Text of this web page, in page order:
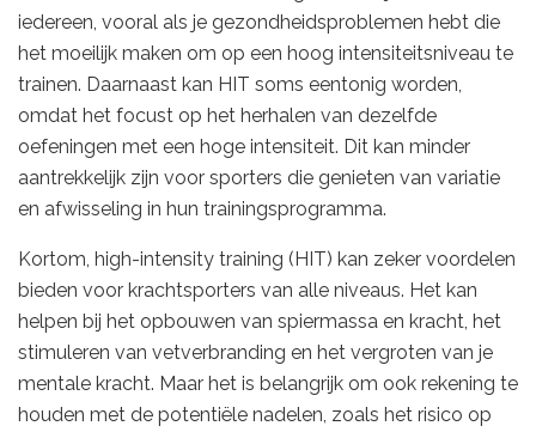
iedereen, vooral als je gezondheidsproblemen hebt die
het moeilijk maken om op een hoog intensiteitsniveau te
trainen. Daarnaast kan HIT soms eentonig worden,
omdat het focust op het herhalen van dezelfde
oefeningen met een hoge intensiteit. Dit kan minder
aantrekkelijk zijn voor sporters die genieten van variatie
en afwisseling in hun trainingsprogramma.
Kortom, high-intensity training (HIT) kan zeker voordelen
bieden voor krachtsporters van alle niveaus. Het kan
helpen bij het opbouwen van spiermassa en kracht, het
stimuleren van vetverbranding en het vergroten van je
mentale kracht. Maar het is belangrijk om ook rekening te
houden met de potentiële nadelen, zoals het risico op